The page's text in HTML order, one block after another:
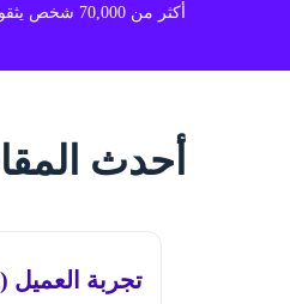
أكثر من 70,000 شخص يثقون بخبرتنا في المجال
أحدث
تجربة العميل (CX) بين النظرية والتطبيق العملي